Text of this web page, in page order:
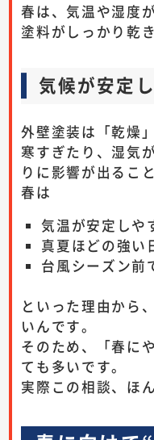
春は、気温や湿度
塗料がしっかり乾
気候が安定
外壁塗装は「乾燥
寒すぎたり、湿気
りに影響が出るこ
春は
気温が安定しや
真夏ほどの強い
台風シーズン前
といった理由から
いんです。
そのため、「春に
ても多いです。
実際この相談、ほ